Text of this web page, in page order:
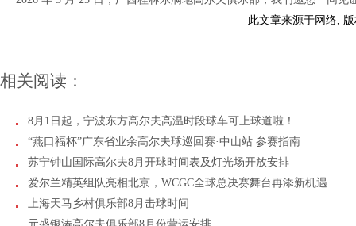
此文章来源于网络,
相关阅读：
8月1日起，宁波东方高尔夫高温时段球车可上球道啦！
“燕口福杯”广东省业余高尔夫球巡回赛·中山站 参赛指南
苏宁钟山国际高尔夫8月开球时间表及灯光场开放安排
爱尔兰精英组队亮相北京，WCGC全球总决赛舞台再添新机遇
上海天马乡村俱乐部8月击球时间